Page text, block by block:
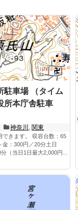
駐車場 （タイム
所本庁舎駐車
神奈川 , 関東
できます。 収容台数：65
金：300円／20分土日
（当日1日最大2,000円...